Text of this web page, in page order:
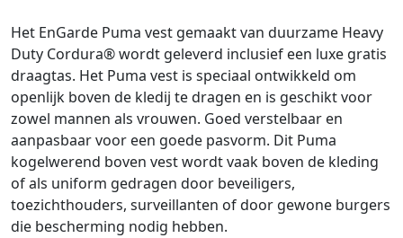
Het EnGarde Puma vest gemaakt van duurzame Heavy
Duty Cordura® wordt geleverd inclusief een luxe gratis
draagtas. Het Puma vest is speciaal ontwikkeld om
openlijk boven de kledij te dragen en is geschikt voor
zowel mannen als vrouwen. Goed verstelbaar en
aanpasbaar voor een goede pasvorm. Dit Puma
kogelwerend boven vest wordt vaak boven de kleding
of als uniform gedragen door beveiligers,
toezichthouders, surveillanten of door gewone burgers
die bescherming nodig hebben.